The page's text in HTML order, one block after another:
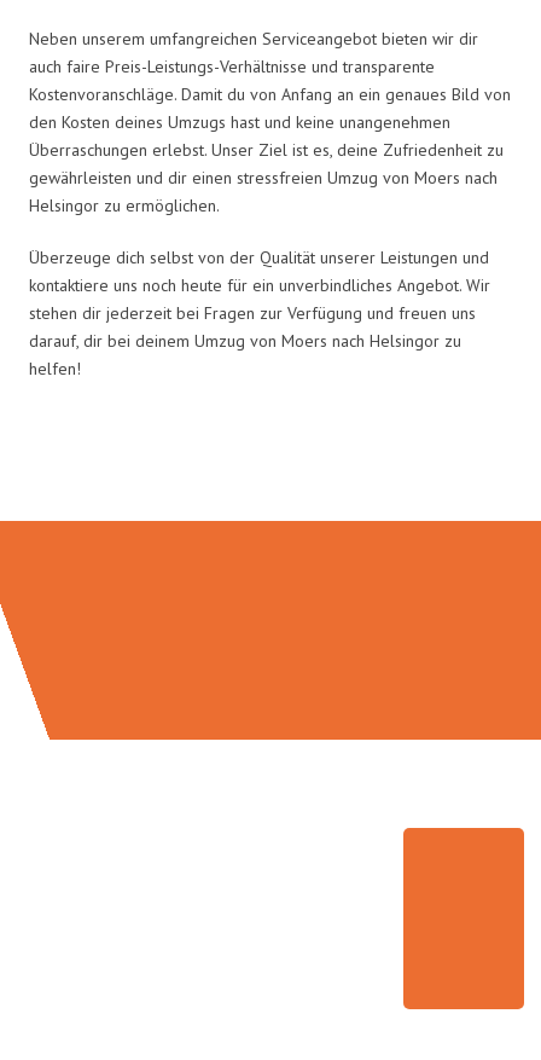
Neben unserem umfangreichen Serviceangebot bieten wir dir
auch faire Preis-Leistungs-Verhältnisse und transparente
Kostenvoranschläge. Damit du von Anfang an ein genaues Bild von
den Kosten deines Umzugs hast und keine unangenehmen
Überraschungen erlebst. Unser Ziel ist es, deine Zufriedenheit zu
gewährleisten und dir einen stressfreien Umzug von Moers nach
Helsingor zu ermöglichen.
Überzeuge dich selbst von der Qualität unserer Leistungen und
kontaktiere uns noch heute für ein unverbindliches Angebot. Wir
stehen dir jederzeit bei Fragen zur Verfügung und freuen uns
darauf, dir bei deinem Umzug von Moers nach Helsingor zu
helfen!